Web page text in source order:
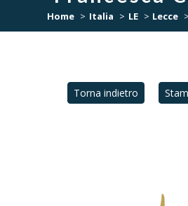
Home Italia LE Lecce
Torna indietro